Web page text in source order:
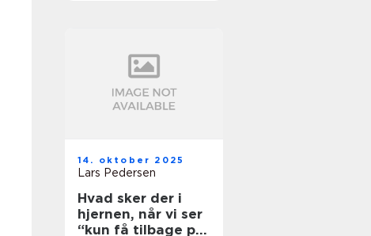
14. oktober 2025
Lars Pedersen
Hvad sker der i
hjernen, når vi ser
“kun få tilbage på